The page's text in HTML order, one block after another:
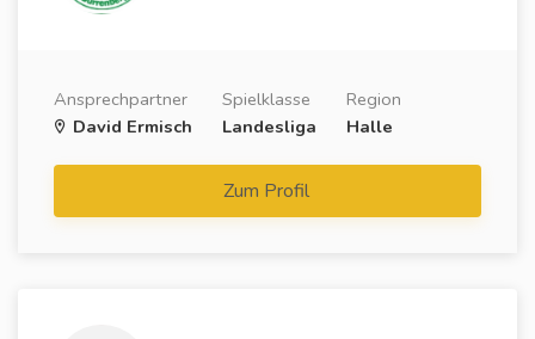
Ansprechpartner
David Ermisch
Spielklasse
Landesliga
Region
Halle
Zum Profil